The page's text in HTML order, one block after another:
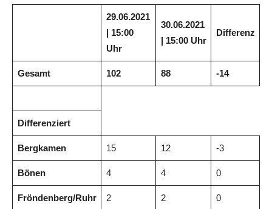
29.06.2021
| 15:00
Uhr
30.06.2021
| 15:00 Uhr
Differenz
Gesamt 102 88 -14
Differenziert
Bergkamen 15 12 -3
Bönen 4 4 0
Fröndenberg/Ruhr 2 2 0